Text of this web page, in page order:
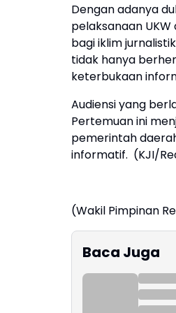
Dengan adanya
pelaksanaan
bagi iklim
tidak hanya
keterbukaan
Audiensi yang
Pertemuan ini
pemerintah
informatif. (KJI/
(Wakil Pimpinan
Baca Juga